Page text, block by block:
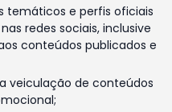
temáticos e perfis oficiais
redes sociais, inclusive
conteúdos publicados e
veiculação de conteúdos